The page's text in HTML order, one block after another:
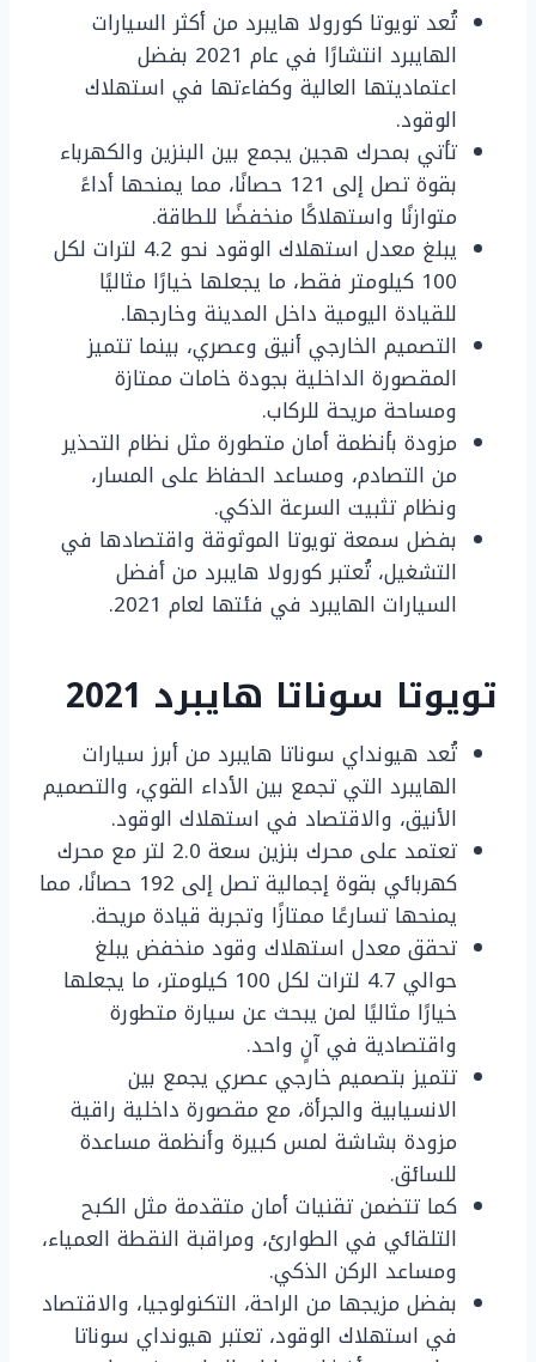
تُعد تويوتا كورولا هايبرد من أكثر السيارات
الهايبرد انتشارًا في عام 2021 بفضل
اعتماديتها العالية وكفاءتها في استهلاك
الوقود.
تأتي بمحرك هجين يجمع بين البنزين والكهرباء
بقوة تصل إلى 121 حصانًا، مما يمنحها أداءً
متوازنًا واستهلاكًا منخفضًا للطاقة.
يبلغ معدل استهلاك الوقود نحو 4.2 لترات لكل
100 كيلومتر فقط، ما يجعلها خيارًا مثاليًا
للقيادة اليومية داخل المدينة وخارجها.
التصميم الخارجي أنيق وعصري، بينما تتميز
المقصورة الداخلية بجودة خامات ممتازة
ومساحة مريحة للركاب.
مزودة بأنظمة أمان متطورة مثل نظام التحذير
من التصادم، ومساعد الحفاظ على المسار،
ونظام تثبيت السرعة الذكي.
بفضل سمعة تويوتا الموثوقة واقتصادها في
التشغيل، تُعتبر كورولا هايبرد من أفضل
السيارات الهايبرد في فئتها لعام 2021.
تويوتا سوناتا هايبرد 2021
تُعد هيونداي سوناتا هايبرد من أبرز سيارات
الهايبرد التي تجمع بين الأداء القوي، والتصميم
الأنيق، والاقتصاد في استهلاك الوقود.
تعتمد على محرك بنزين سعة 2.0 لتر مع محرك
كهربائي بقوة إجمالية تصل إلى 192 حصانًا، مما
يمنحها تسارعًا ممتازًا وتجربة قيادة مريحة.
تحقق معدل استهلاك وقود منخفض يبلغ
حوالي 4.7 لترات لكل 100 كيلومتر، ما يجعلها
خيارًا مثاليًا لمن يبحث عن سيارة متطورة
واقتصادية في آنٍ واحد.
تتميز بتصميم خارجي عصري يجمع بين
الانسيابية والجرأة، مع مقصورة داخلية راقية
مزودة بشاشة لمس كبيرة وأنظمة مساعدة
للسائق.
كما تتضمن تقنيات أمان متقدمة مثل الكبح
التلقائي في الطوارئ، ومراقبة النقطة العمياء،
ومساعد الركن الذكي.
بفضل مزيجها من الراحة، التكنولوجيا، والاقتصاد
في استهلاك الوقود، تعتبر هيونداي سوناتا